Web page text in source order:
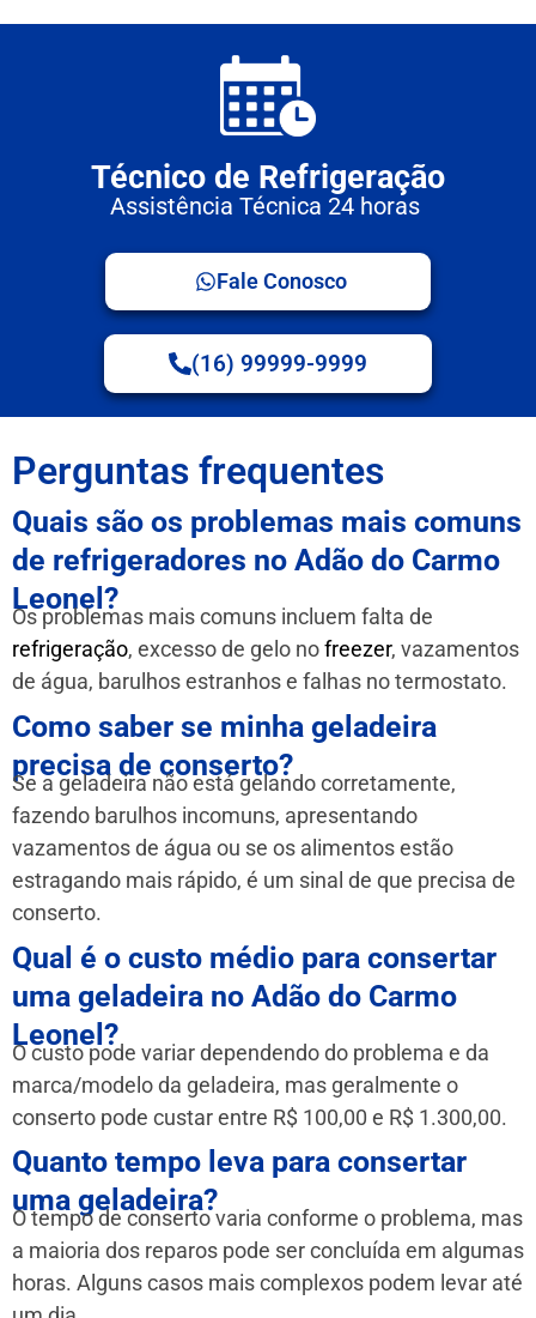
Técnico de Refrigeração
Assistência Técnica 24 horas
Fale Conosco
(16) 99999-9999
Perguntas frequentes
Quais são os problemas mais comuns
de refrigeradores no Adão do Carmo
Leonel?
Os problemas mais comuns incluem falta de
refrigeração, excesso de gelo nofreezer, vazamentos
de água, barulhos estranhos e falhas no termostato.
Como saber se minha geladeira
precisa de conserto?
Se a geladeira não está gelando corretamente,
fazendo barulhos incomuns, apresentando
vazamentos de água ou se os alimentos estão
estragando mais rápido, é um sinal de que precisa de
conserto.
Qual é o custo médio para consertar
uma geladeira no Adão do Carmo
Leonel?
O custo pode variar dependendo do problema e da
marca/modelo da geladeira, mas geralmente o
conserto pode custar entre R$ 100,00 e R$ 1.300,00.
Quanto tempo leva para consertar
uma geladeira?
O tempo de conserto varia conforme o problema, mas
a maioria dos reparos pode ser concluída em algumas
horas. Alguns casos mais complexos podem levar até